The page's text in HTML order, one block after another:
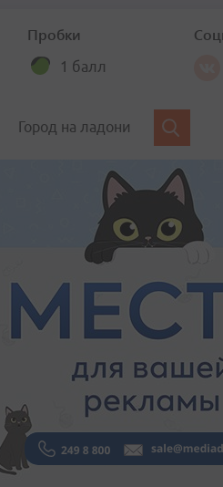
Пробки
1 балл
Город на ладони